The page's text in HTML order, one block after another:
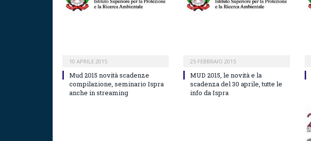
10 APRILE 2015
Mud 2015 novità scadenze
compilazione, seminario Ispra
anche in streaming
25 FEBBRAIO 2015
MUD 2015, le novità e la
scadenza del 30 aprile, tutte le
info da Ispra